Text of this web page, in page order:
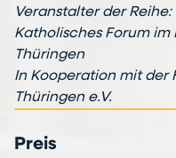
Veranstalter der Reihe:
Katholisches Forum im
Thüringen
In Kooperation mit der
Thüringen e.V.
Preis